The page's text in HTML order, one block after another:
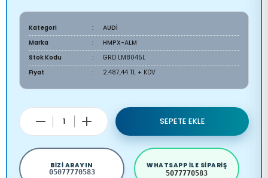
Kategori
AUDİ
Marka
HMPX-ALM
Stok Kodu
GRD LM8045L
Fiyat
2.487,44 TL + KDV
SEPETE EKLE
BIZI ARAYIN
05077770583
WHATSAPP ILE SIPARIŞ
5077770583